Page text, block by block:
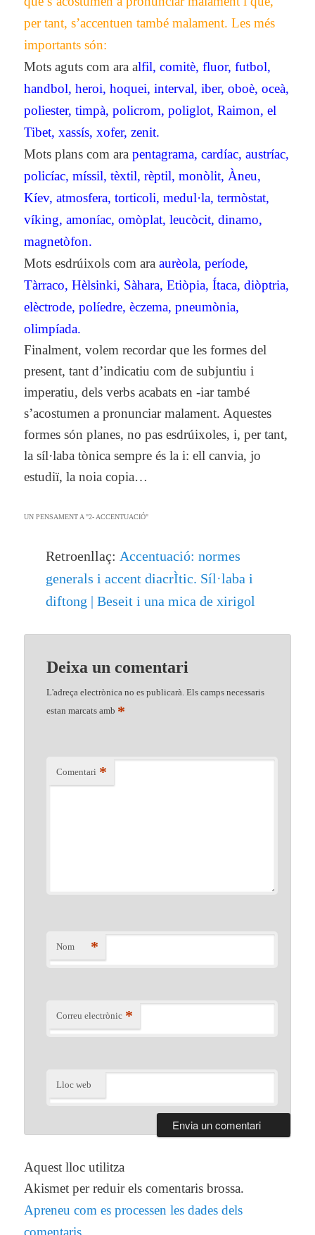
per tant, s’accentuen també malament. Les més
importants són:
Mots aguts com ara alfil, comitè, fluor, futbol,
handbol, heroi, hoquei, interval, iber, oboè, oceà,
poliester, timpà, policrom, poliglot, Raimon, el
Tibet, xassís, xofer, zenit.
Mots plans com arapentagrama, cardíac, austríac,
policíac, míssil, tèxtil, rèptil, monòlit, Àneu,
Kíev, atmosfera, torticoli, medul·la, termòstat,
víking, amoníac, omòplat, leucòcit, dinamo,
magnetòfon.
Mots esdrúixols com ara aurèola, període,
Tàrraco, Hèlsinki, Sàhara, Etiòpia, Ítaca, diòptria,
elèctrode, políedre, èczema, pneumònia,
olimpíada.
Finalment, volem recordar que les formes del
present, tant d’indicatiu com de subjuntiu i
imperatiu, dels verbs acabats en -iar també
s’acostumen a pronunciar malament. Aquestes
formes són planes, no pas esdrúixoles, i, per tant,
la síl·laba tònica sempre és la i: ell canvia, jo
estudiï, la noia copia…
UN PENSAMENT A "2- ACCENTUACIÓ"
Retroenllaç: Accentuació: normes
generals i accent diacrÌtic. Síl·laba i
diftong | Beseit i una mica de xirigol
Deixa un comentari
L'adreça electrònica no es publicarà. Els camps necessaris
estan marcats amb *
Comentari *
Nom *
Correu electrònic *
Lloc web
Aquest lloc utilitza
Akismet per reduir els comentaris brossa.
Apreneu com es processen les dades dels
comentaris